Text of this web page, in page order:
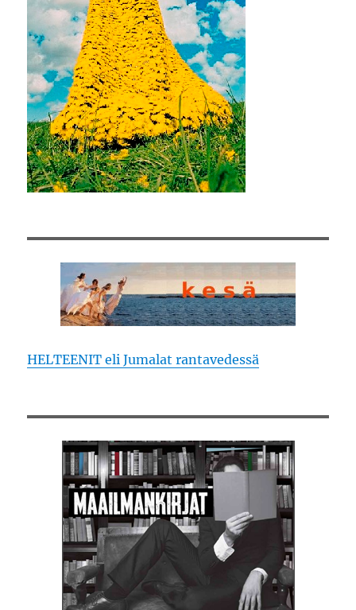
HELTEENIT eli Jumalat rantavedessä